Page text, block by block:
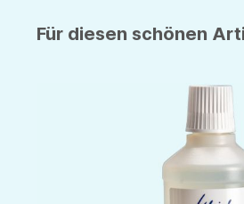
Für diesen schönen